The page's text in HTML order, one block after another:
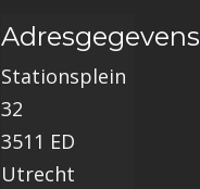
Adresgegevens
Stationsplein
32
3511 ED
Utrecht